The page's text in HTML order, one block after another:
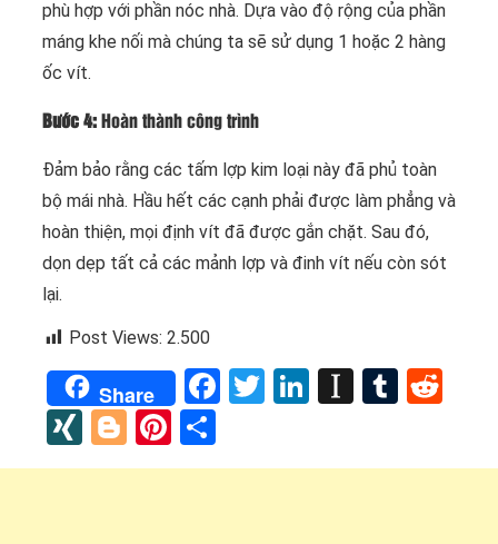
phù hợp với phần nóc nhà. Dựa vào độ rộng của phần
máng khe nối mà chúng ta sẽ sử dụng 1 hoặc 2 hàng
ốc vít.
Bước 4: Hoàn thành công trình
Đảm bảo rằng các tấm lợp kim loại này đã phủ toàn
bộ mái nhà. Hầu hết các cạnh phải được làm phẳng và
hoàn thiện, mọi định vít đã được gắn chặt. Sau đó,
dọn dẹp tất cả các mảnh lợp và đinh vít nếu còn sót
lại.
Post Views: 2.500
Share Facebook
Twitter
LinkedIn
XINGBloggerPinterest